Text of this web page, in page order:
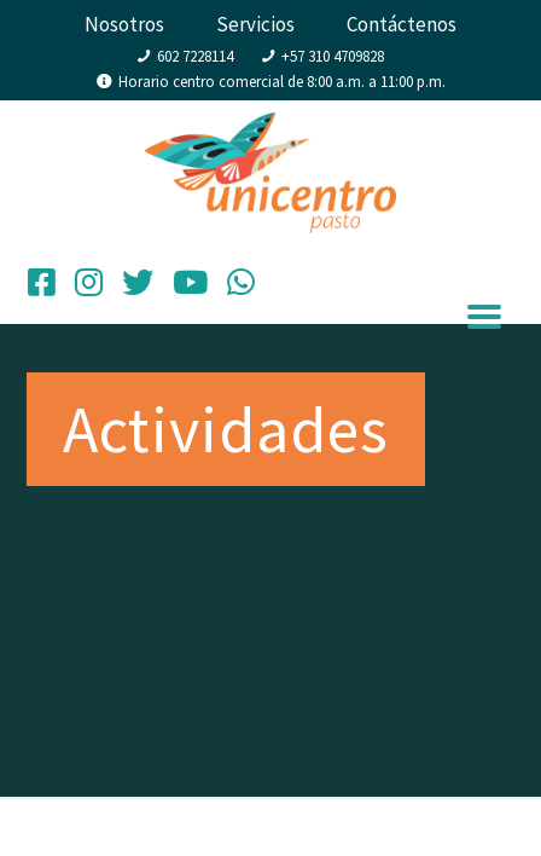
Nosotros Servicios Contáctenos
602 7228114
+57 310 4709828
Horario centro comercial de 8:00 a.m. a 11:00 p.m.